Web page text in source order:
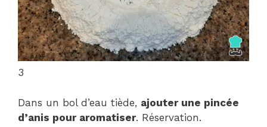
3
Dans un bol d’eau tiède, ajouter une pincée
d’anis pour aromatiser. Réservation.